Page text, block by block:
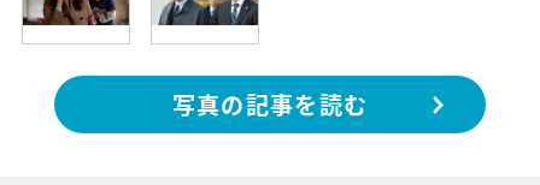
写真の記事を読む